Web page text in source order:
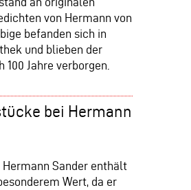
von Hermann von
befanden sich in
und blieben der
Jahre verborgen.
bei Hermann
Sander enthält
Wert, da er